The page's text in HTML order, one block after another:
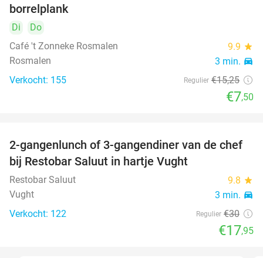
borrelplank
Di
Do
Café 't Zonneke Rosmalen
9.9 star
Rosmalen 3 min. directions_car
Verkocht: 155 Regulier €15,25
€7,50
40%
2-gangenlunch of 3-gangendiner van de chef
bij Restobar Saluut in hartje Vught
Restobar Saluut 9.8 star
Vught 3 min. directions_car
Verkocht: 122 Regulier €30
€17,95